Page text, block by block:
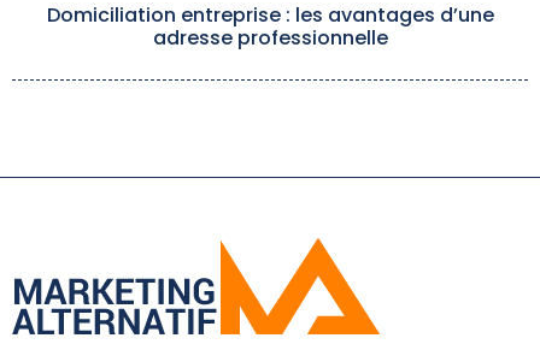
Domiciliation entreprise : les avantages d’une
adresse professionnelle